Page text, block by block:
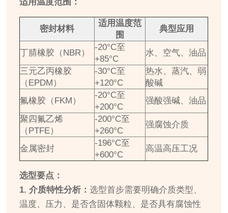
适用温度范围：
密封材料
适用温度范
围
典型应用
丁腈橡胶（NBR）
-20°C至
+85°C
水、空气、油品
三元乙丙橡胶
（EPDM）
-30°C至
+120°C
热水、蒸汽、弱
酸碱
氟橡胶（FKM）
-20°C至
+200°C
强酸强碱、油品
聚四氟乙烯
（PTFE）
-200°C至
+260°C
强腐蚀介质
金属密封
-196°C至
+600°C
高温高压工况
选型要点：
1. 介质特性分析：选型首步需要明确介质类型、
温度、压力、是否含固体颗粒、是否具有腐蚀性